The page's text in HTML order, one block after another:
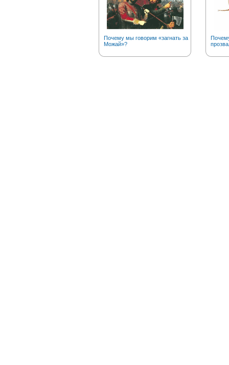
Почему мы говорим «загнать за
Можай»?